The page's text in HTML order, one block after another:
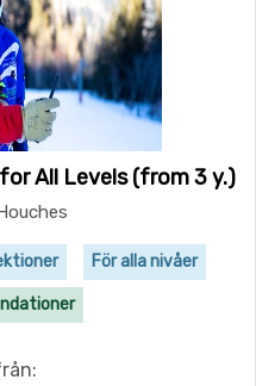
All Levels (from 3 y.)
För alla nivåer